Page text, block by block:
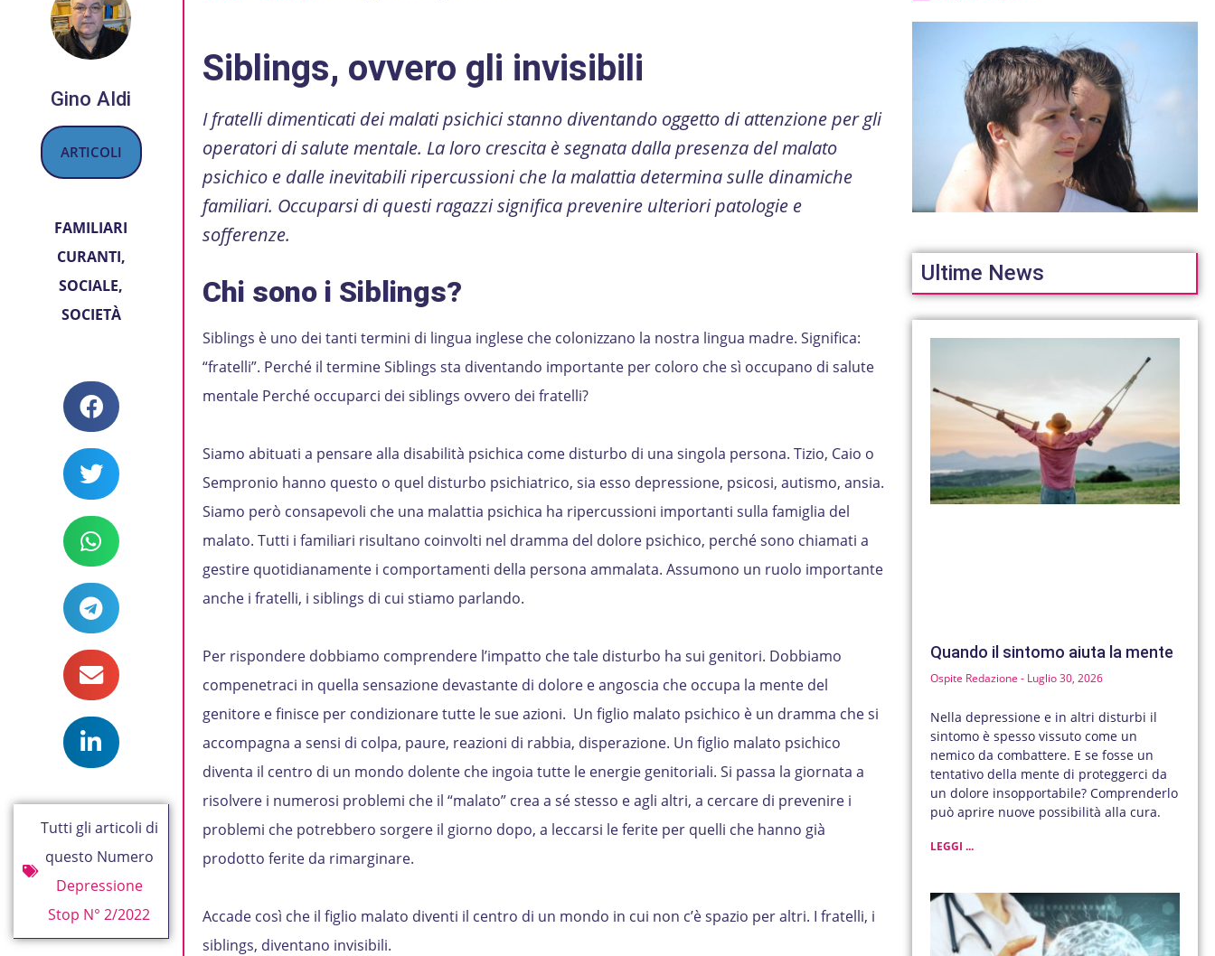
Gino Aldi
ARTICOLI
FAMILIARI
CURANTI,
SOCIALE,
SOCIETÀ
Tutti gli articoli di
questo Numero
Depressione
Stop N° 2/2022
Siblings, ovvero gli invisibili
I fratelli dimenticati dei malati psichici stanno diventando oggetto di attenzione per gli
operatori di salute mentale. La loro crescita è segnata dalla presenza del malato
psichico e dalle inevitabili ripercussioni che la malattia determina sulle dinamiche
familiari. Occuparsi di questi ragazzi significa prevenire ulteriori patologie e
sofferenze.
Chi sono i Siblings?
Siblings è uno dei tanti termini di lingua inglese che colonizzano la nostra lingua madre. Significa:
“fratelli”. Perché il termine Siblings sta diventando importante per coloro che sì occupano di salute
mentale Perché occuparci dei siblings ovvero dei fratelli?
Siamo abituati a pensare alla disabilità psichica come disturbo di una singola persona. Tizio, Caio o
Sempronio hanno questo o quel disturbo psichiatrico, sia esso depressione, psicosi, autismo, ansia.
Siamo però consapevoli che una malattia psichica ha ripercussioni importanti sulla famiglia del
malato. Tutti i familiari risultano coinvolti nel dramma del dolore psichico, perché sono chiamati a
gestire quotidianamente i comportamenti della persona ammalata. Assumono un ruolo importante
anche i fratelli, i siblings di cui stiamo parlando.
Per rispondere dobbiamo comprendere l’impatto che tale disturbo ha sui genitori. Dobbiamo
compenetraci in quella sensazione devastante di dolore e angoscia che occupa la mente del
genitore e finisce per condizionare tutte le sue azioni. Un figlio malato psichico è un dramma che si
accompagna a sensi di colpa, paure, reazioni di rabbia, disperazione. Un figlio malato psichico
diventa il centro di un mondo dolente che ingoia tutte le energie genitoriali. Si passa la giornata a
risolvere i numerosi problemi che il “malato” crea a sé stesso e agli altri, a cercare di prevenire i
problemi che potrebbero sorgere il giorno dopo, a leccarsi le ferite per quelli che hanno già
prodotto ferite da rimarginare.
Accade così che il figlio malato diventi il centro di un mondo in cui non c’è spazio per altri. I fratelli, i
siblings, diventano invisibili.
Ultime News
Quando il sintomo aiuta la mente
Ospite Redazione Luglio 30, 2026
Nella depressione e in altri disturbi il
sintomo è spesso vissuto come un
nemico da combattere. E se fosse un
tentativo della mente di proteggerci da
un dolore insopportabile? Comprenderlo
può aprire nuove possibilità alla cura.
LEGGI ...